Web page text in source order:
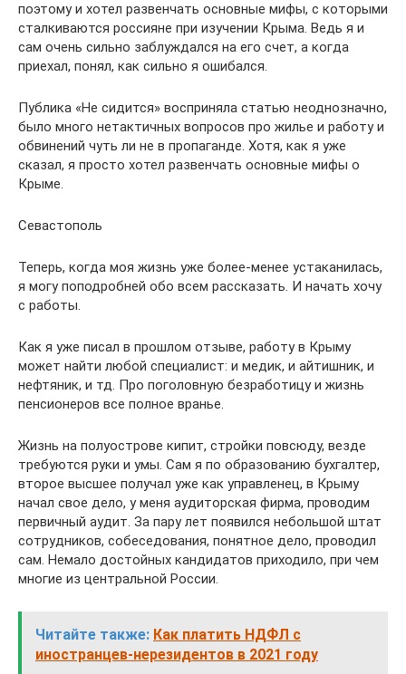
поэтому и хотел развенчать основные мифы, с которыми
сталкиваются россияне при изучении Крыма. Ведь я и
сам очень сильно заблуждался на его счет, а когда
приехал, понял, как сильно я ошибался.
Публика «Не сидится» восприняла статью неоднозначно,
было много нетактичных вопросов про жилье и работу и
обвинений чуть ли не в пропаганде. Хотя, как я уже
сказал, я просто хотел развенчать основные мифы о
Крыме.
Севастополь
Теперь, когда моя жизнь уже более-менее устаканилась,
я могу поподробней обо всем рассказать. И начать хочу
с работы.
Как я уже писал в прошлом отзыве, работу в Крыму
может найти любой специалист: и медик, и айтишник, и
нефтяник, и тд. Про поголовную безработицу и жизнь
пенсионеров все полное вранье.
Жизнь на полуострове кипит, стройки повсюду, везде
требуются руки и умы. Сам я по образованию бухгалтер,
второе высшее получал уже как управленец, в Крыму
начал свое дело, у меня аудиторская фирма, проводим
первичный аудит. За пару лет появился небольшой штат
сотрудников, собеседования, понятное дело, проводил
сам. Немало достойных кандидатов приходило, при чем
многие из центральной России.
Читайте также: Как платить НДФЛ с
иностранцев-нерезидентов в 2021 году